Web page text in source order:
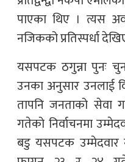
पाएका थिए । त्यस
नजिकको प्रतिस्पर्धा
यसपटक ठगुन्ना पुनः
उनका अनुसार उनलाई
तापनि जनताको सेवा
गतेको निर्वाचनमा
बडु यसपटक उम्मेदवार